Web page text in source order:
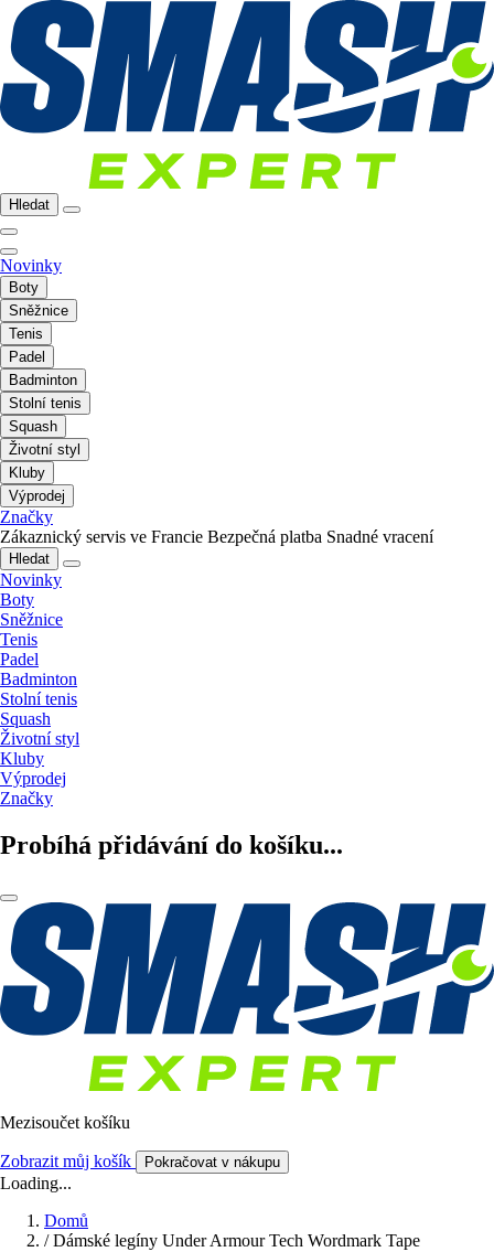
Hledat
Novinky
Boty
Sněžnice
Tenis
Padel
Badminton
Stolní tenis
Squash
Životní styl
Kluby
Výprodej
Značky
Zákaznický servis ve Francie Bezpečná platba Snadné vracení
Hledat
Novinky
Boty
Sněžnice
Tenis
Padel
Badminton
Stolní tenis
Squash
Životní styl
Kluby
Výprodej
Značky
Probíhá přidávání do košíku...
Mezisoučet košíku
Zobrazit můj košík Pokračovat v nákupu
Loading...
Domů
/ Dámské legíny Under Armour Tech Wordmark Tape